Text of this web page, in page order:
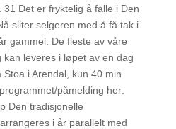
Det er fryktelig å falle i Den
sliter selgeren med å få tak i
gammel. De fleste av våre
kan leveres i løpet av en dag
i Arendal, kun 40 min
påmelding her:
Den tradisjonelle
i år parallelt med